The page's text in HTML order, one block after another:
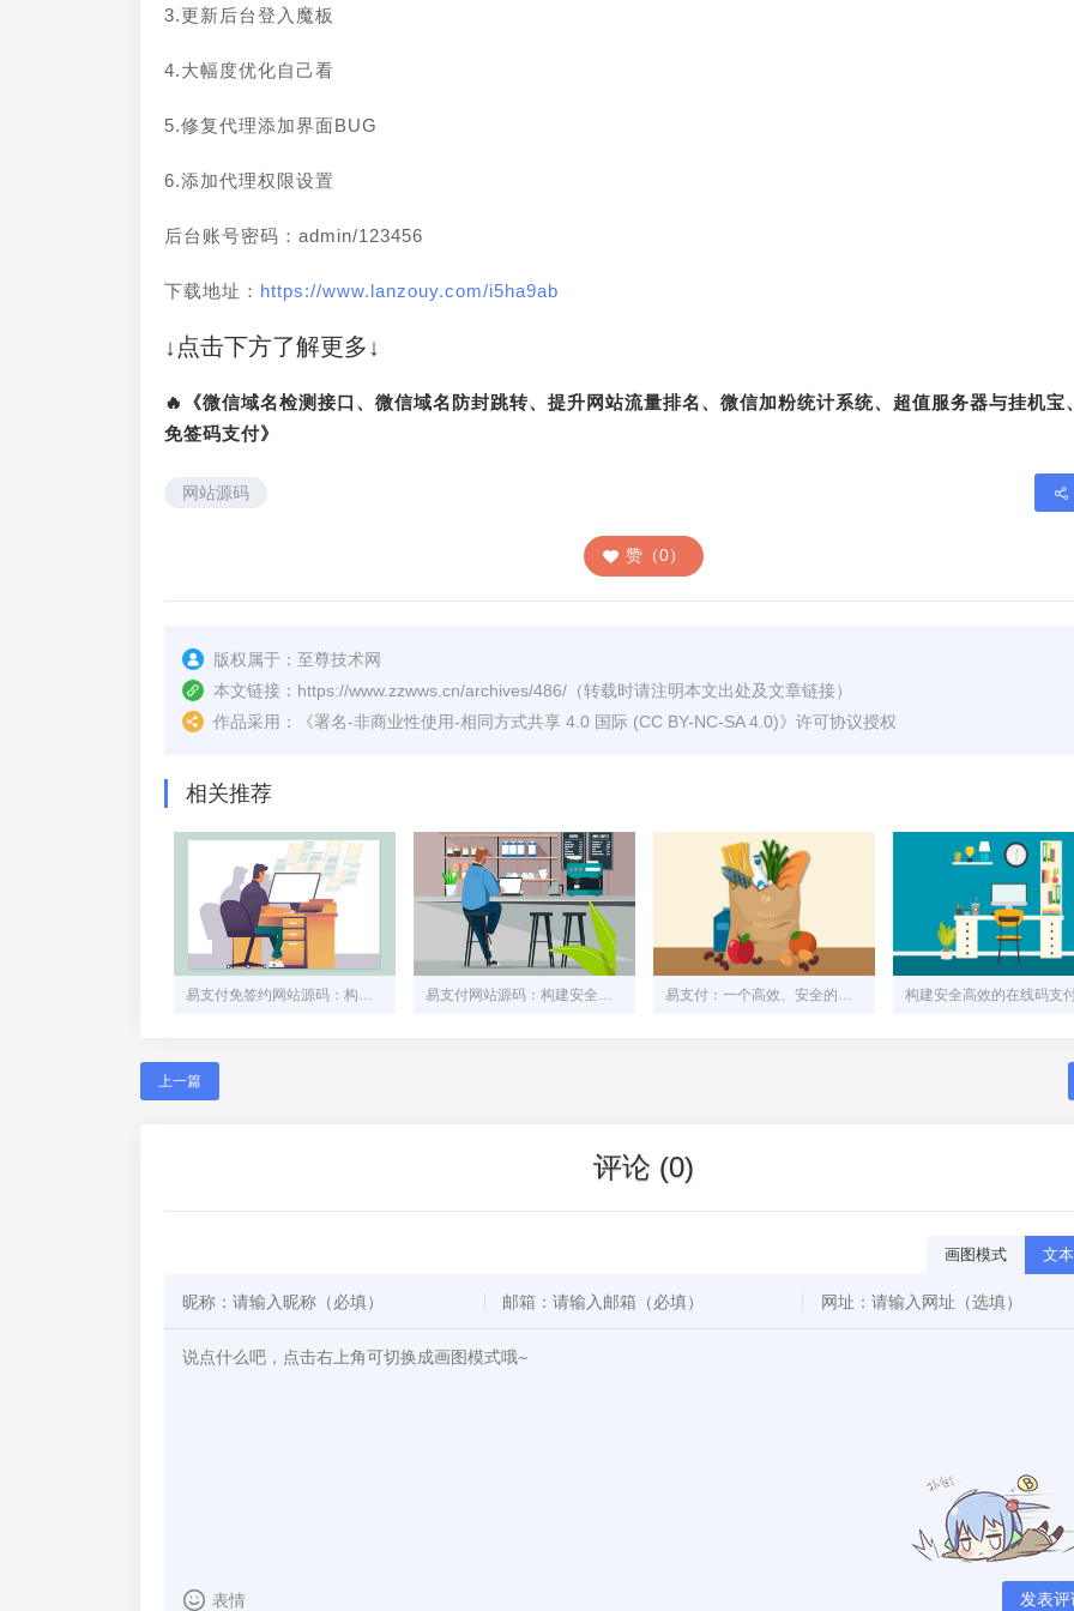
3.更新后台登入魔板
4.大幅度优化自己看
5.修复代理添加界面BUG
6.添加代理权限设置
后台账号密码：admin/123456
下载地址： https://www.lanzouy.com/i5ha9ab
↓点击下方了解更多↓
🔥《微信域名检测接口、微信域名防封跳转、提升网站流量排名、微信加粉统计系统、超值服务器与挂机宝
免签码支付》
网站源码
赞（0）
版权属于： 至尊技术网
本文链接： https://www.zzwws.cn/archives/486/ （转载时请注明本文出处及文章链接）
作品采用：
《署名-非商业性使用-相同方式共享 4.0 国际 (CC BY-NC-SA 4.0)》许可协议授权
相关推荐
易支付免签约网站源码：构建安全高效的在线支付平台 易支付网站源码：构建安全、高效的在线支付解决方案 易支付：一个高效、安全的在线支付系统解决方案
上一篇
评论 (0)
画图模式 文
表情 发表评